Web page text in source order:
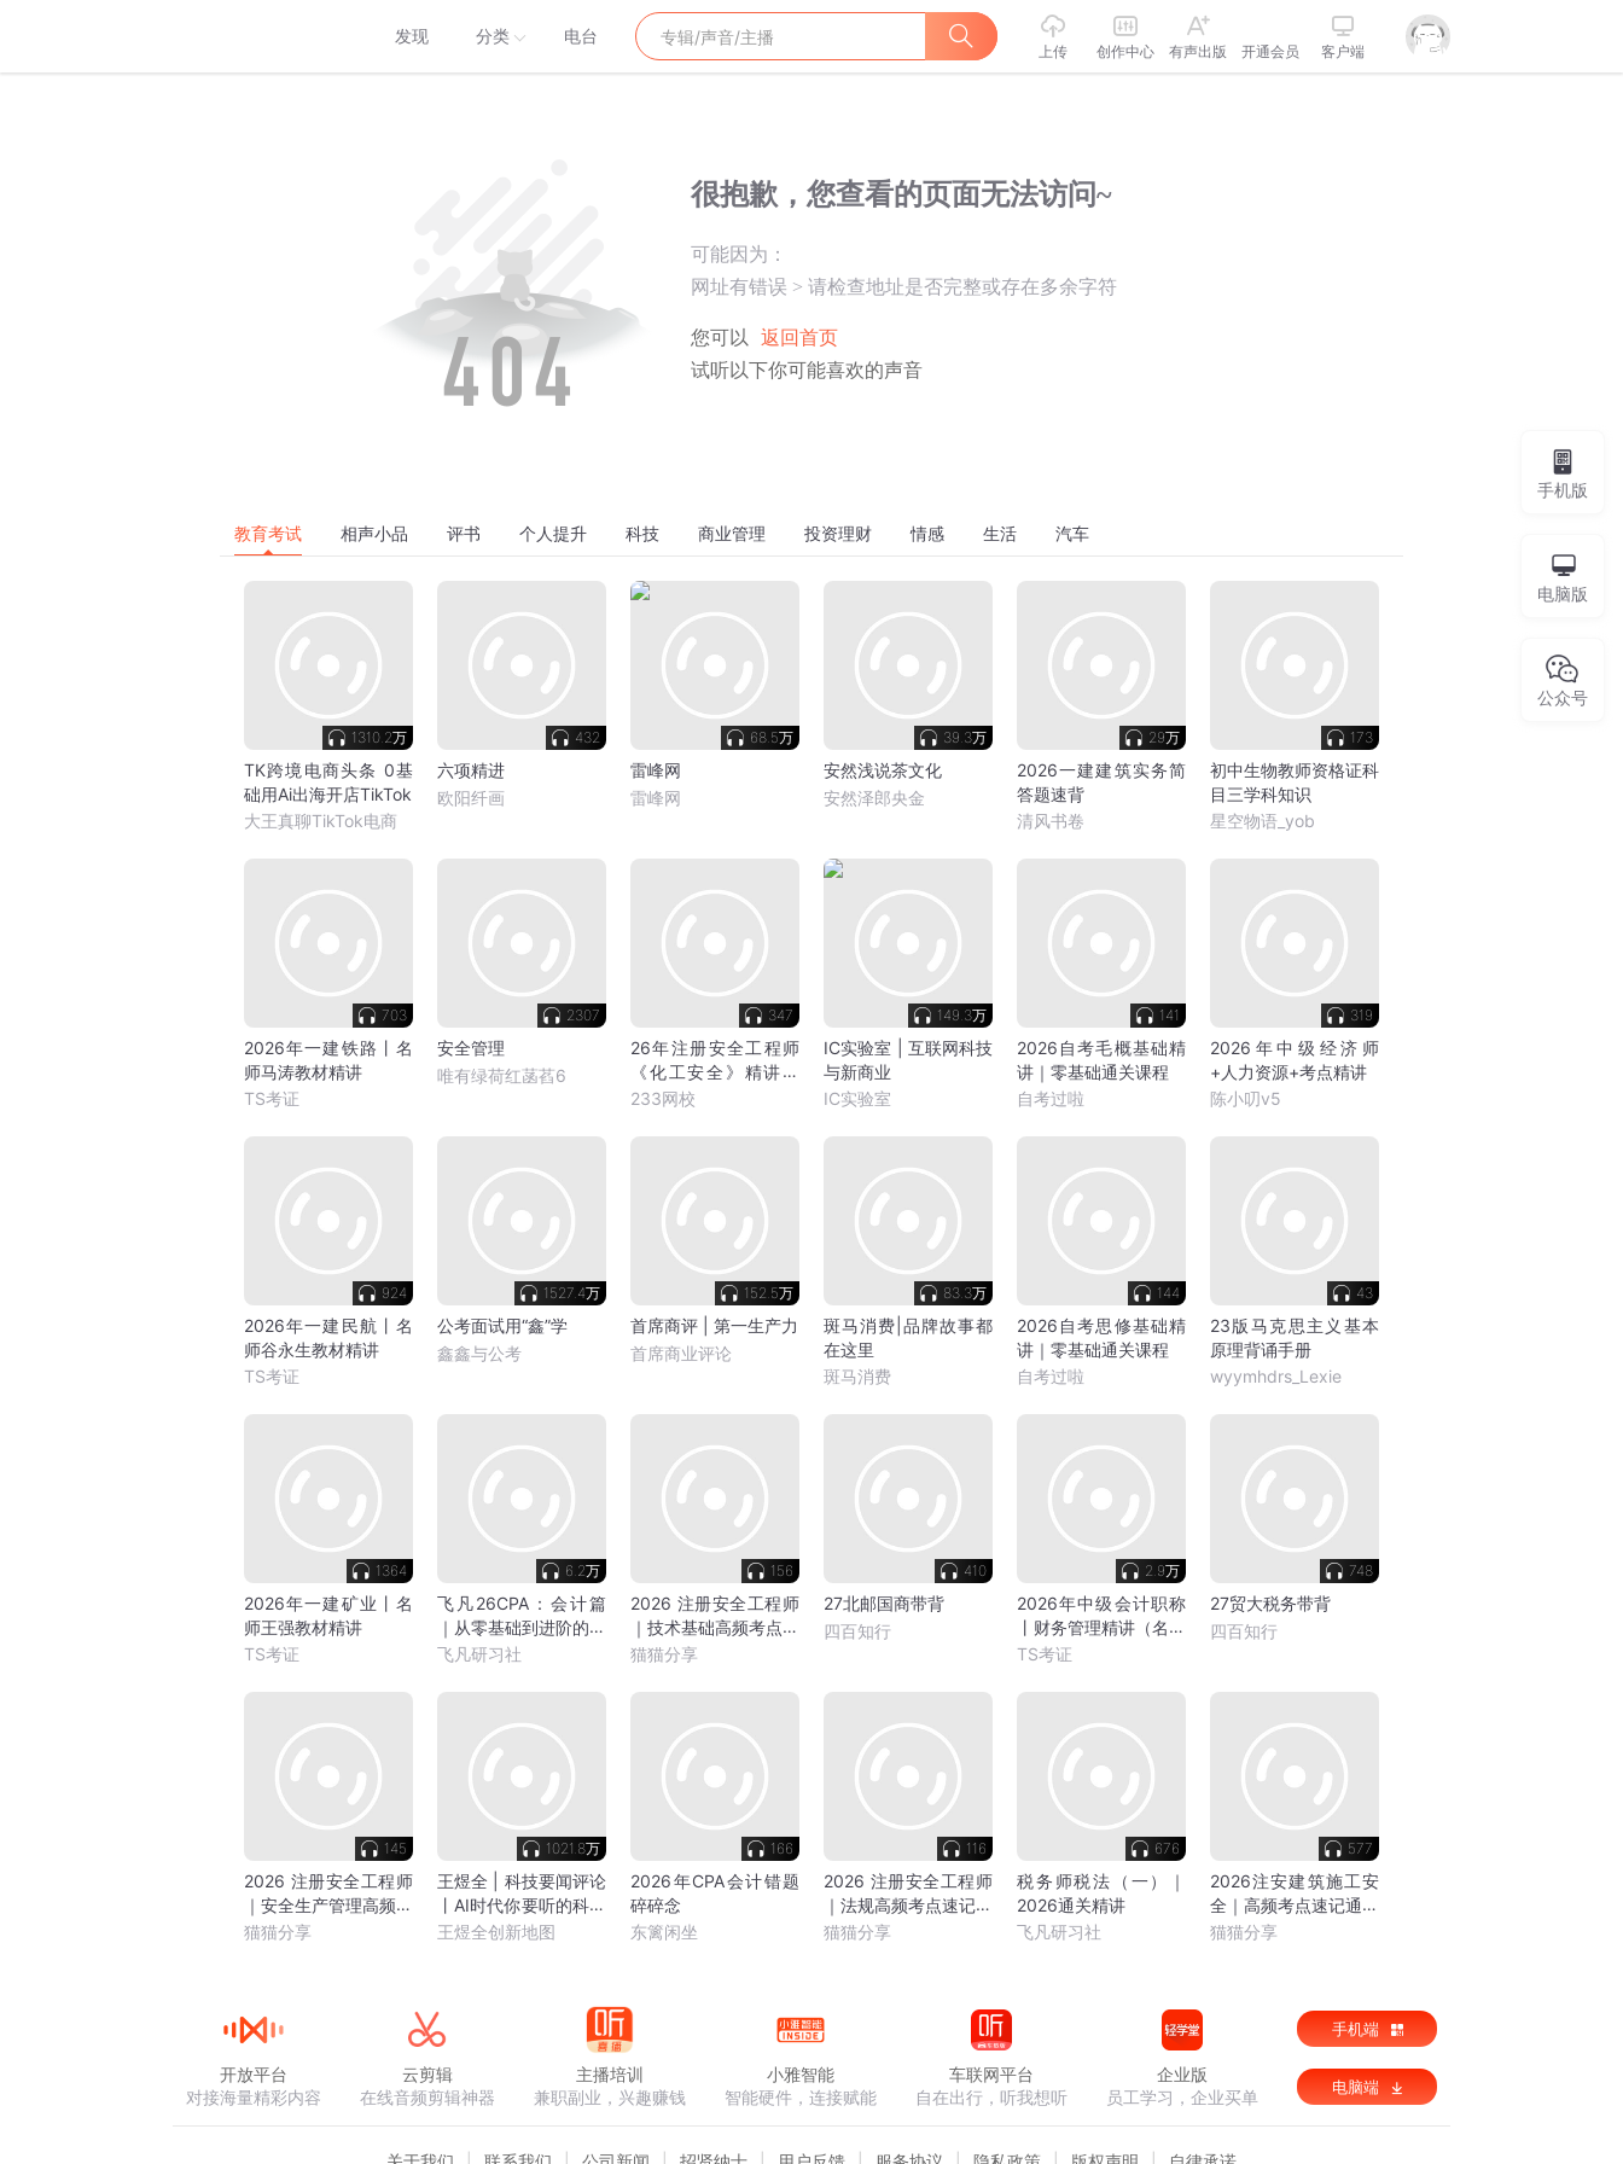
发现 分类 电台
上传 创作中心 有声出版 开通会员 客户端
很抱歉，您查看的页面无法访问~
可能因为：
网址有错误 > 请检查地址是否完整或存在多余字符
您可以
返回首页
试听以下你可能喜欢的声音
教育考试 相声小品 评书 个人提升 科技 商业管理 投资理财 情感 生活 汽车
1310.2万
TK跨境电商头条 0基
础用Ai出海开店TikTok
大王真聊TikTok电商
432
六项精进
欧阳纤画
68.5万
雷峰网
雷峰网
39.3万
安然浅说茶文化
安然泽郎央金
29万
2026一建建筑实务简
答题速背
清风书卷
173
初中生物教师资格证科
目三学科知识
星空物语_yob
703
2026年一建铁路丨名
师马涛教材精讲
TS考证
2307
安全管理
唯有绿荷红菡萏6
347
26年注册安全工程师
《化工安全》精讲课
程-李天宇
233网校
149.3万
IC实验室 | 互联网科技
与新商业
IC实验室
141
2026自考毛概基础精
讲｜零基础通关课程
自考过啦
319
2026年中级经济师
+人力资源+考点精讲
陈小叨v5
924
2026年一建民航丨名
师谷永生教材精讲
TS考证
1527.4万
公考面试用“鑫”学
鑫鑫与公考
152.5万
首席商评 | 第一生产力
首席商业评论
83.3万
斑马消费|品牌故事都
在这里
斑马消费
144
2026自考思修基础精
讲｜零基础通关课程
自考过啦
43
23版马克思主义基本
原理背诵手册
wyymhdrs_Lexie
1364
2026年一建矿业丨名
师王强教材精讲
TS考证
6.2万
飞凡26CPA：会计篇
｜从零基础到进阶的通
关指南
飞凡研习社
156
2026 注册安全工程师
｜技术基础高频考点速
记音频
猫猫分享
410
27北邮国商带背
四百知行
2.9万
2026年中级会计职称
丨财务管理精讲（名师
于竞博）
TS考证
748
27贸大税务带背
四百知行
145
2026 注册安全工程师
｜安全生产管理高频考
点速记
猫猫分享
1021.8万
王煜全 | 科技要闻评论
丨AI时代你要听的科创
趋势
王煜全创新地图
166
2026年CPA会计错题
碎碎念
东篱闲坐
116
2026 注册安全工程师
｜法规高频考点速记音
频课
猫猫分享
676
税务师税法（一）｜
2026通关精讲
飞凡研习社
577
2026注安建筑施工安
全｜高频考点速记通关
课
猫猫分享
手机版
电脑版
公众号
开放平台
对接海量精彩内容
云剪辑
在线音频剪辑神器
主播培训
兼职副业，兴趣赚钱
小雅智能
智能硬件，连接赋能
车联网平台
自在出行，听我想听
企业版
员工学习，企业买单
手机端
电脑端